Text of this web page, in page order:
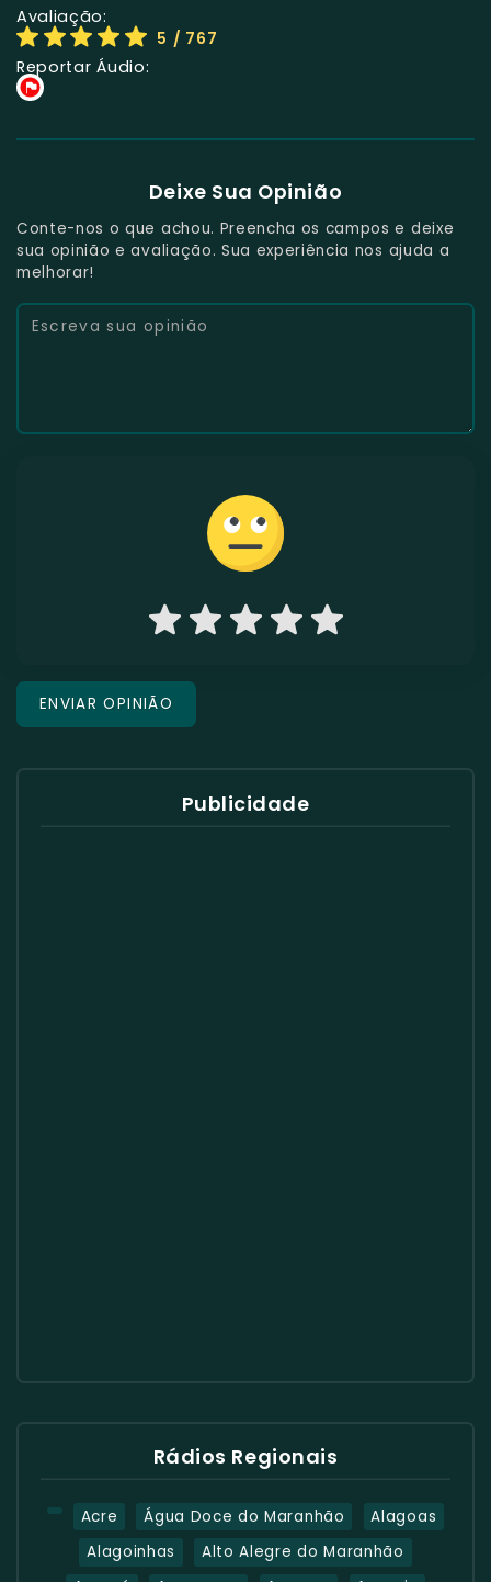
Avaliação:
5 / 767
Reportar Áudio:
Deixe Sua Opinião
Conte-nos o que achou. Preencha os campos e deixe
sua opinião e avaliação. Sua experiência nos ajuda a
melhorar!
Publicidade
Rádios Regionais
Acre Água Doce do Maranhão
Alagoas
Alagoinhas
Alto Alegre do Maranhão